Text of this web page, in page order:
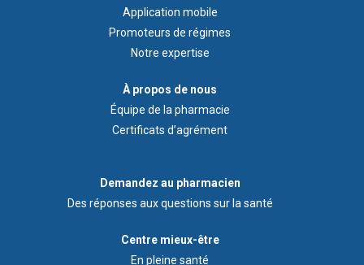
Application mobile
Promoteurs de régimes
Notre expertise
À propos de nous
Équipe de la pharmacie
Certificats d’agrément
pharmacien
Demandez au pharmacien
Des réponses aux questions sur la santé
Centre mieux-être
En pleine santé